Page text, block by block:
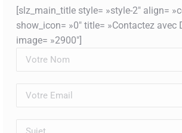
[slz_main_title style= »style-2″ align=
show_icon= »0″ title= »Contactez avec
image= »2900″]